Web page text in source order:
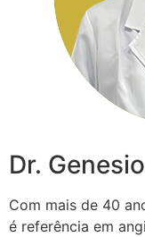
Dr.
Com mais de 40
é referência em